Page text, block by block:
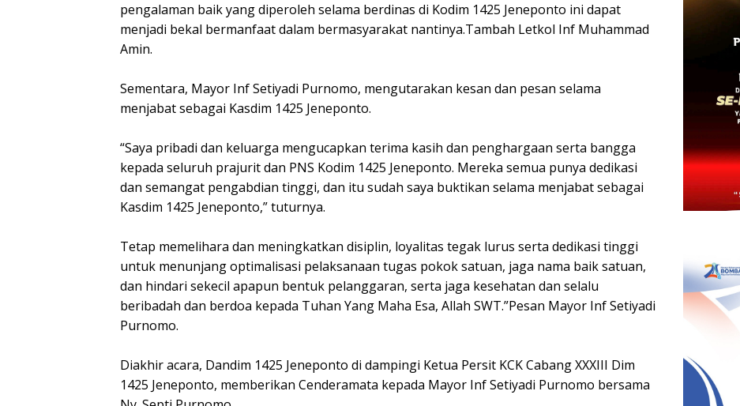
pengalaman baik yang diperoleh selama berdinas di Kodim 1425 Jeneponto ini dapat
menjadi bekal bermanfaat dalam bermasyarakat nantinya.Tambah Letkol Inf Muhammad
Amin.
Sementara, Mayor Inf Setiyadi Purnomo, mengutarakan kesan dan pesan selama
menjabat sebagai Kasdim 1425 Jeneponto.
“Saya pribadi dan keluarga mengucapkan terima kasih dan penghargaan serta bangga
kepada seluruh prajurit dan PNS Kodim 1425 Jeneponto. Mereka semua punya dedikasi
dan semangat pengabdian tinggi, dan itu sudah saya buktikan selama menjabat sebagai
Kasdim 1425 Jeneponto,” tuturnya.
Tetap memelihara dan meningkatkan disiplin, loyalitas tegak lurus serta dedikasi tinggi
untuk menunjang optimalisasi pelaksanaan tugas pokok satuan, jaga nama baik satuan,
dan hindari sekecil apapun bentuk pelanggaran, serta jaga kesehatan dan selalu
beribadah dan berdoa kepada Tuhan Yang Maha Esa, Allah SWT.”Pesan Mayor Inf Setiyadi
Purnomo.
Diakhir acara, Dandim 1425 Jeneponto di dampingi Ketua Persit KCK Cabang XXXIII Dim
1425 Jeneponto, memberikan Cenderamata kepada Mayor Inf Setiyadi Purnomo bersama